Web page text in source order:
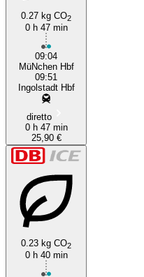
0.27 kg CO2
0 h 47 min
09:04
MüNchen Hbf
09:51
Ingolstadt Hbf
diretto
0 h 47 min
25,90 €
0.23 kg CO2
0 h 40 min